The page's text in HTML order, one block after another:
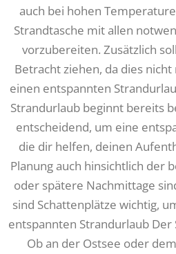
auch bei hohen
Strandtasche mit allen
vorzubereiten. Zusätzlich
Betracht ziehen, da dies
einen entspannten
Strandurlaub beginnt bereits
entscheidend, um eine
die dir helfen, deinen
Planung auch hinsichtlich der
oder spätere Nachmittage
sind Schattenplätze wichtig,
entspannten Strandurlaub
Ob an der Ostsee oder